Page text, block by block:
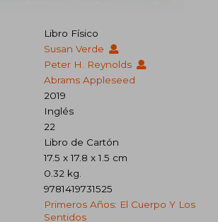
Libro Físico
Susan Verde
Peter H. Reynolds
Abrams Appleseed
2019
Inglés
22
Libro de Cartón
17.5 x 17.8 x 1.5 cm
0.32 kg.
9781419731525
Primeros Años: El Cuerpo Y Los
Sentidos